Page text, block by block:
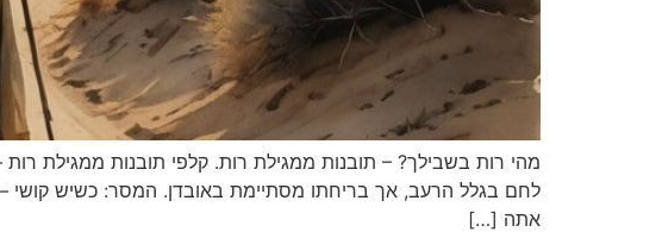
לחם בגלל הרעב, אך בריחתו מסתיימת באובדן. המסר: כשיש קושי –
אתה […]